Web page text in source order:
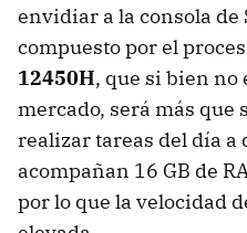
envidiar a la consola de
compuesto por el
12450H, que si bien no
mercado, será más
realizar tareas del día a
acompañan 16 GB de
por lo que la velocidad